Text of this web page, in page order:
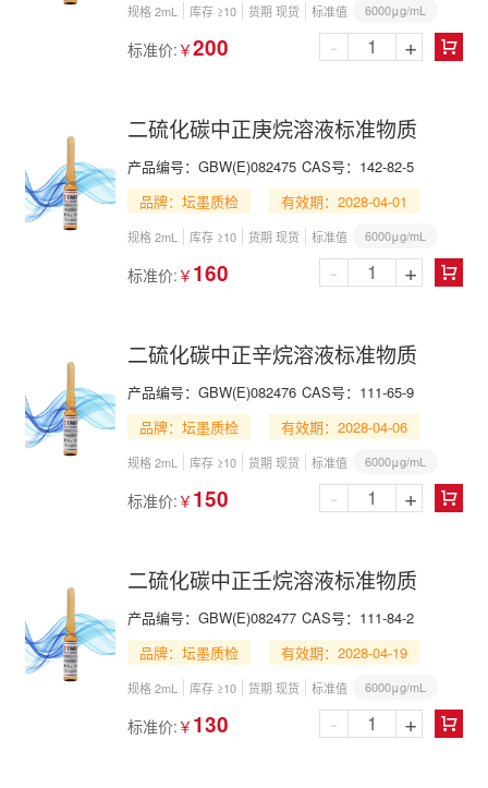
规格 2mL 库存 ≥10 货期 现货 标准值 6000μg/mL
标准价: ￥200 
- +
二硫化碳中正庚烷溶液标准物质
产品编号： GBW(E)082475 CAS号： 142-82-5
品牌：坛墨质检
有效期：2028-04-01
规格 2mL 库存 ≥10 货期 现货 标准值 6000μg/mL
标准价: ￥ 160 
- +
二硫化碳中正辛烷溶液标准物质
产品编号： GBW(E)082476 CAS号： 111-65-9
品牌：坛墨质检
有效期：2028-04-06
规格 2mL 库存 ≥10 货期 现货 标准值 6000μg/mL
标准价: ￥ 150 
- +
二硫化碳中正壬烷溶液标准物质
产品编号： GBW(E)082477 CAS号： 111-84-2
品牌：坛墨质检
有效期：2028-04-19
规格 2mL 库存 ≥10 货期 现货 标准值 6000μg/mL
标准价: ￥ 130 
- +